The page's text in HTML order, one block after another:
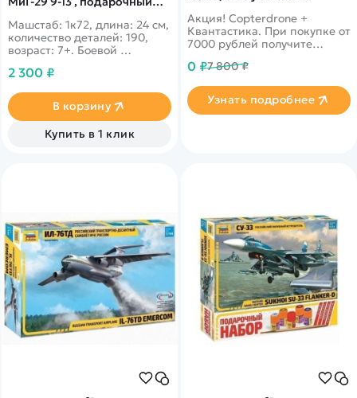
Акция! Copterdrone +
Квантастика. При покупке от
7000 рублей получите
нашего партнера
0 ₽7 800 ₽
Узнать подробнее
Машстаб: 1к72, длина: 24 см,
количество деталей: 190,
возраст: 7+. Боевой
состав росскийский
состав.
2 300 ₽
В корзину
Купить в 1 клик